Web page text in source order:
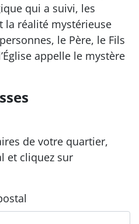
qui a suivi, les
la réalité mystérieuse
le Père, le Fils
appelle le mystère
de votre quartier,
et cliquez sur